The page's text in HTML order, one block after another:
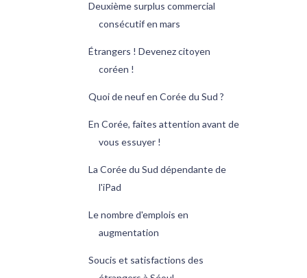
Deuxième surplus commercial
consécutif en mars
Étrangers ! Devenez citoyen
coréen !
Quoi de neuf en Corée du Sud ?
En Corée, faites attention avant de
vous essuyer !
La Corée du Sud dépendante de
l'iPad
Le nombre d'emplois en
augmentation
Soucis et satisfactions des